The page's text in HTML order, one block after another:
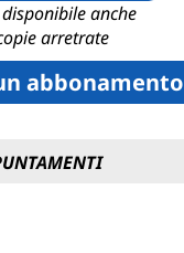
anche
arretrate
abbonamento